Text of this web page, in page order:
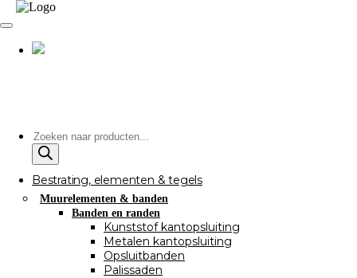
Producten
zoeken
Bestrating, elementen & tegels
Muurelementen & banden
Banden en randen
Kunststof kantopsluiting
Metalen kantopsluiting
Opsluitbanden
Palissaden